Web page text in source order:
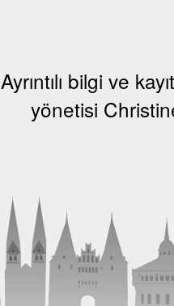
Ayrıntılı bilgi ve
yönetisi